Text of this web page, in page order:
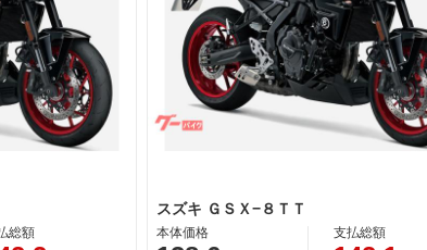
総額
スズキ ＧＳＸ−８ＴＴ
本体価格 支払総額